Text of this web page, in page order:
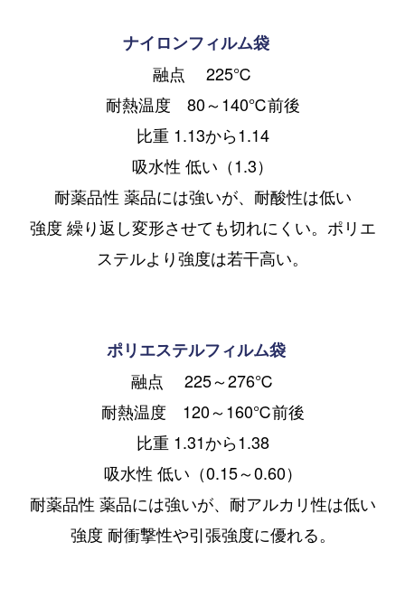
ナイロンフィルム袋
融点 225℃
耐熱温度 80～140℃前後
比重 1.13から1.14
吸水性 低い（1.3）
耐薬品性 薬品には強いが、耐酸性は低い
強度 繰り返し変形させても切れにくい。ポリエ
ステルより強度は若干高い。
ポリエステルフィルム袋
融点 225～276℃
耐熱温度 120～160℃前後
比重 1.31から1.38
吸水性 低い（0.15～0.60）
耐薬品性 薬品には強いが、耐アルカリ性は低い
強度 耐衝撃性や引張強度に優れる。